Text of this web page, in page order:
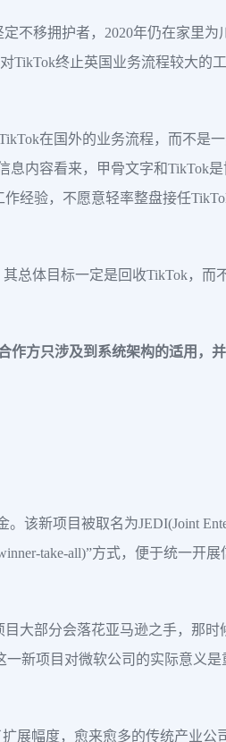
不移拥护者，2020年仍在家里为
TikTok终止英国业务流程较大的
在国外的业务流程，而不是
息内容看来，甲骨文字和TikTok
经验，不愿意轻率整盘接任
总体目标一定是回收TikTok，而
作方只涉及到系统架构的适用，
该新项目被取名为JEDI(Joint
take-all)”方式，便于统一开展
大部分会落花亚马逊之手，那时
新项目对微软公司的实际意义是
展幅度，愈来愈多的传统产业公